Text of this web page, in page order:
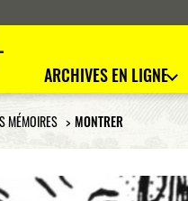
échanges
ARCHIVES EN LIGNE
MÉMOIRES MONTRER